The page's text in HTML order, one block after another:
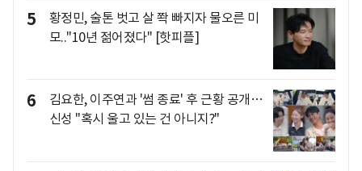
5
황정민, 술톤 벗고 살 쫙 빠지자 물오른 미
모.."10년 젊어졌다" [핫피플]
6
김요한, 이주연과 '썸 종료' 후 근황 공개…
신성 "혹시 울고 있는 건 아니지?"